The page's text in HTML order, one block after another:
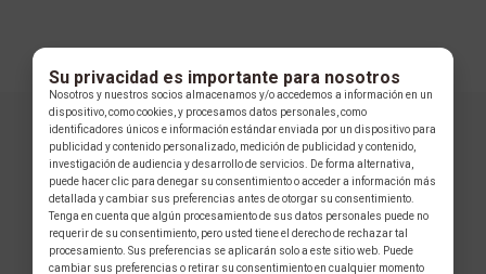
Su privacidad es importante para nosotros
Nosotros y nuestros socios almacenamos y/o accedemos a información en un
dispositivo, como cookies, y procesamos datos personales, como
identificadores únicos e información estándar enviada por un dispositivo para
publicidad y contenido personalizado, medición de publicidad y contenido,
investigación de audiencia y desarrollo de servicios. De forma alternativa,
puede hacer clic para denegar su consentimiento o acceder a información más
detallada y cambiar sus preferencias antes de otorgar su consentimiento.
Tenga en cuenta que algún procesamiento de sus datos personales puede no
requerir de su consentimiento, pero usted tiene el derecho de rechazar tal
procesamiento. Sus preferencias se aplicarán solo a este sitio web. Puede
cambiar sus preferencias o retirar su consentimiento en cualquier momento